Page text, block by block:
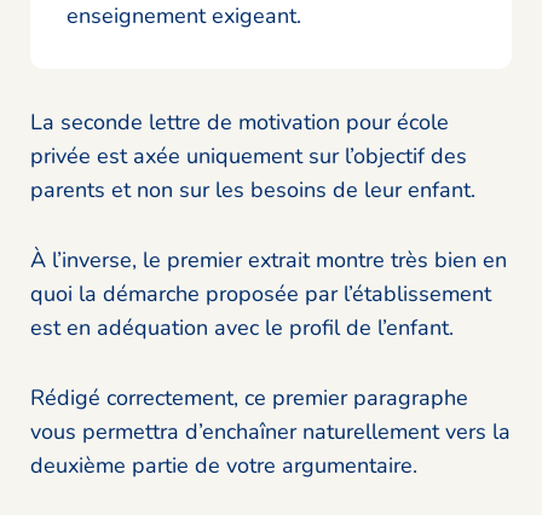
enseignement exigeant.
La seconde lettre de motivation pour école
privée est axée uniquement sur l’objectif des
parents et non sur les besoins de leur enfant.
À l’inverse, le premier extrait montre très bien en
quoi la démarche proposée par l’établissement
est en adéquation avec le profil de l’enfant.
Rédigé correctement, ce premier paragraphe
vous permettra d’enchaîner naturellement vers la
deuxième partie de votre argumentaire.